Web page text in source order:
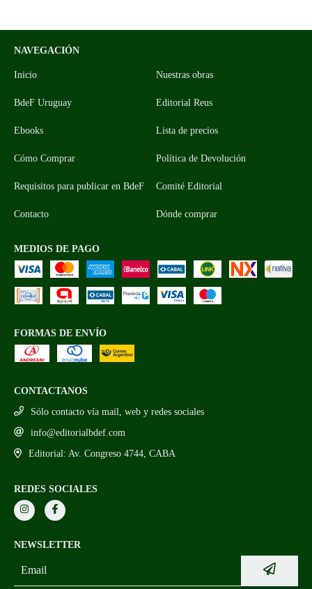
NAVEGACIÓN
Inicio Nuestras obras
BdeF Uruguay Editorial Reus
Ebooks Lista de precios
Cómo Comprar Política de Devolución
Requisitos para publicar en BdeF Comité Editorial
Contacto Dónde comprar
MEDIOS DE PAGO
FORMAS DE ENVÍO
CONTACTANOS
Sólo contacto vía mail, web y redes sociales
info@editorialbdef.com
Editorial: Av. Congreso 4744, CABA
REDES SOCIALES
NEWSLETTER